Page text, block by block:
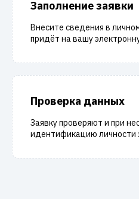
Заполнение заявки
Внесите сведения в
придёт на вашу
Проверка данных
Заявку проверяют и при
идентификацию личности